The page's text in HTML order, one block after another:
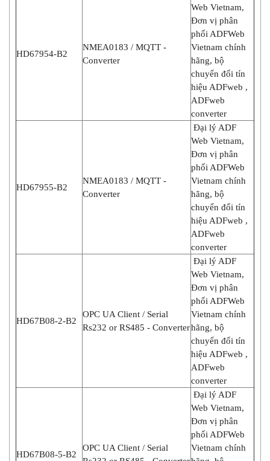
HD67954-B2
NMEA0183 / MQTT -
Converter
Web Vietnam,
Đơn vị phân
phối ADFWeb
Vietnam chính
hãng, bộ
chuyển đổi tín
hiệu ADFweb ,
ADFweb
converter
HD67955-B2
NMEA0183 / MQTT -
Converter
Đại lý ADF
Web Vietnam,
Đơn vị phân
phối ADFWeb
Vietnam chính
hãng, bộ
chuyển đổi tín
hiệu ADFweb ,
ADFweb
converter
HD67B08-2-B2
OPC UA Client / Serial
Rs232 or RS485 - Converter
Đại lý ADF
Web Vietnam,
Đơn vị phân
phối ADFWeb
Vietnam chính
hãng, bộ
chuyển đổi tín
hiệu ADFweb ,
ADFweb
converter
HD67B08-5-B2
OPC UA Client / Serial
Đại lý ADF
Web Vietnam,
Đơn vị phân
phối ADFWeb
Vietnam chính